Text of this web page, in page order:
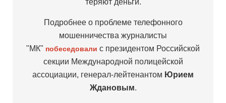
Подробнее о проблеме телефонного
мошенничества журналисты
"МК" побеседовали с президентом Российской
секции Международной полицейской
ассоциации, генерал-лейтенантом Юрием
Ждановым.